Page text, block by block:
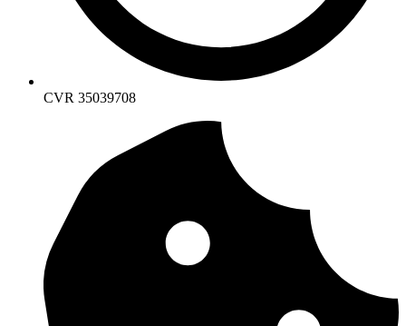
CVR 35039708